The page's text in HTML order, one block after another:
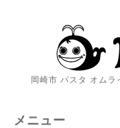
岡崎市 パスタ オム
メニュー